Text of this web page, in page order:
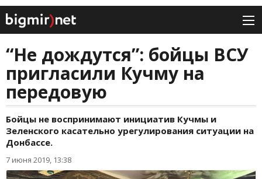
“Не дождутся”: бойцы ВСУ
пригласили Кучму на
передовую
Бойцы не воспринимают инициатив Кучмы и
Зеленского касательно урегулирования ситуации на
Донбассе.
7 июня 2019, 13:38